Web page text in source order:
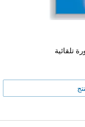
تلقائية